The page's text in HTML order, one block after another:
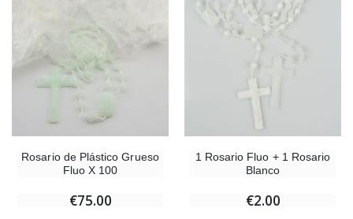
Rosario de Plástico Grueso
Fluo X 100
€75.00
1 Rosario Fluo + 1 Rosario
Blanco
€2.00